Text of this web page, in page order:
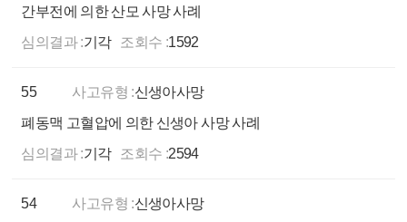
간부전에 의한 산모 사망 사례
심의결과 :기각 조회수 :1592
55 사고유형 :신생아사망
폐동맥 고혈압에 의한 신생아 사망 사례
심의결과 :기각 조회수 :2594
54 사고유형 :신생아사망